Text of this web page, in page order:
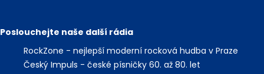
Poslouchejte naše další rádia
RockZone - nejlepší moderní rocková hudba v Praze
Český Impuls - české písničky 60. až 80. let